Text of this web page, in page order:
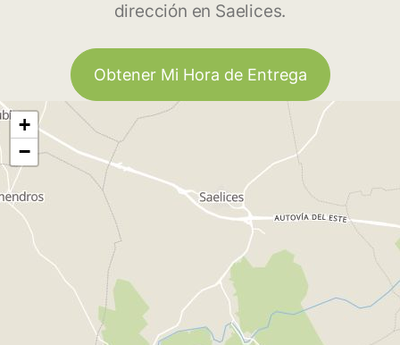
dirección en Saelices.
Obtener Mi Hora de Entrega
+
−